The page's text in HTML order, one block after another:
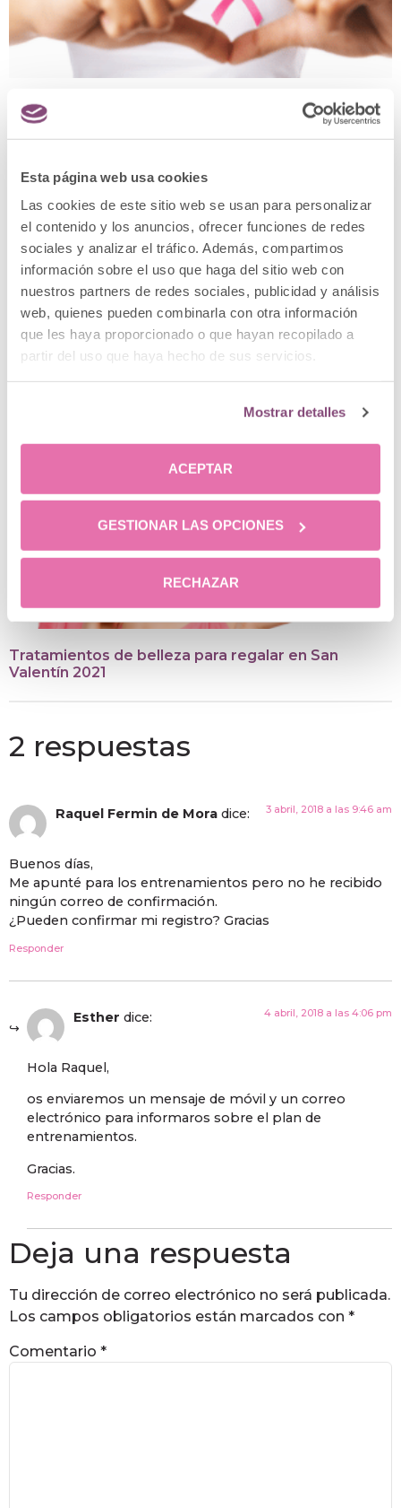
Esta página web usa cookies
Las cookies de este sitio web se usan para personalizar
el contenido y los anuncios, ofrecer funciones de redes
sociales y analizar el tráfico. Además, compartimos
información sobre el uso que haga del sitio web con
nuestros partners de redes sociales, publicidad y análisis
web, quienes pueden combinarla con otra información
que les haya proporcionado o que hayan recopilado a
partir del uso que haya hecho de sus servicios.
Mostrar detalles
ACEPTAR
GESTIONAR LAS OPCIONES
RECHAZAR
Lucha contra el cáncer de mama por la fundación
Clínica Menorca
Ideas para el Día del Padre 2021: este año regala
Tratamientos de belleza para regalar en San
Valentín 2021
2 respuestas
Raquel Fermin de Mora dice: 3 abril, 2018 a las 9:46 am
Buenos días,
Me apunté para los entrenamientos pero no he recibido
ningún correo de confirmación.
¿Pueden confirmar mi registro? Gracias
Responder
Esther dice: 4 abril, 2018 a las 4:06 pm
Hola Raquel,
os enviaremos un mensaje de móvil y un correo
electrónico para informaros sobre el plan de
entrenamientos.
Gracias.
Responder
Deja una respuesta
Tu dirección de correo electrónico no será publicada.
Los campos obligatorios están marcados con *
Comentario *